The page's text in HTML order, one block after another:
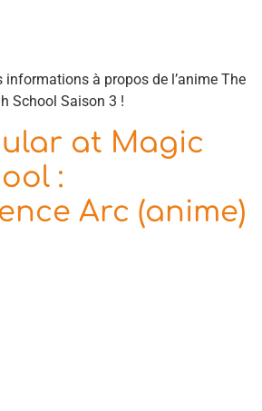
informations à propos de l’anime The
School Saison 3 !
at Magic
:
Arc (anime)